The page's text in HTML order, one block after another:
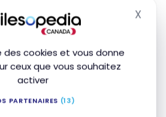
des cookies et vous donne
ceux que vous souhaitez
activer
PARTENAIRES (13)
X